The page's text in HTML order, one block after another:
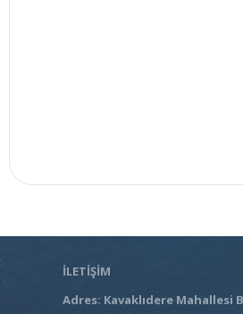
İLETİŞİM
Adres: Kavaklıdere Mahallesi